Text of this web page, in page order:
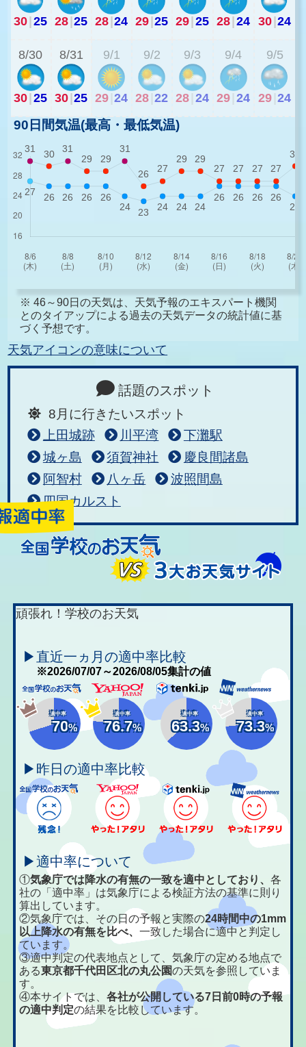
30|25 28|25 28|24 29|25 29|25 28|24 30|24
8/30
30|25
8/31
30|25
9/1
29 24
9/2
28 22
9/3
28 24
9/4
29 24
9/5
29 24
90日間気温(最高・最低気温)
※ 46～90日の天気は、天気予報のエキスパート機関
とのタイアップによる過去の天気データの統計値に基
づく予想です。
天気アイコンの意味について
話題のスポット
8月に行きたいスポット
上田城跡
川平湾
下灘駅
城ヶ島
須賀神社
慶良間諸島
阿智村
八ヶ岳
波照間島
四国カルスト
頑張れ！学校のお天気
▶直近一ヵ月の適中率比較
※2026/07/07～2026/08/05集計の値
適中率
70%
適中率
76.7%
適中率
63.3%
適中率
73.3%
▶昨日の適中率比較
▶適中率について
①気象庁では降水の有無の一致を適中としており、各
社の「適中率」は気象庁による検証方法の基準に則り
算出しています。
②気象庁では、その日の予報と実際の24時間中の1mm
以上降水の有無を比べ、一致した場合に適中と判定し
ています。
③適中判定の代表地点として、気象庁の定める地点で
ある東京都千代田区北の丸公園の天気を参照していま
す。
④本サイトでは、各社が公開している7日前0時の予報
の適中判定の結果を比較しています。